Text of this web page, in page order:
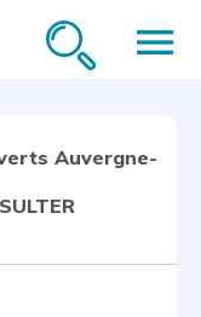
menu
Auvergne-